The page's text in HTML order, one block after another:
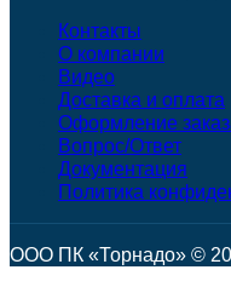
Контакты
О компании
Видео
Доставка и оплата
Оформление
Вопрос/Ответ
Документация
Политика
ООО ПК «Торнадо» ©